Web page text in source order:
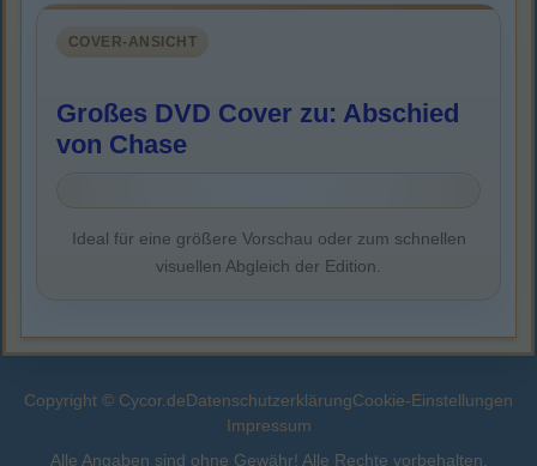
COVER-ANSICHT
Großes DVD Cover zu: Abschied
von Chase
Ideal für eine größere Vorschau oder zum schnellen
visuellen Abgleich der Edition.
Copyright © Cycor.deDatenschutzerklärungCookie-Einstellungen
Impressum
Alle Angaben sind ohne Gewähr! Alle Rechte vorbehalten.